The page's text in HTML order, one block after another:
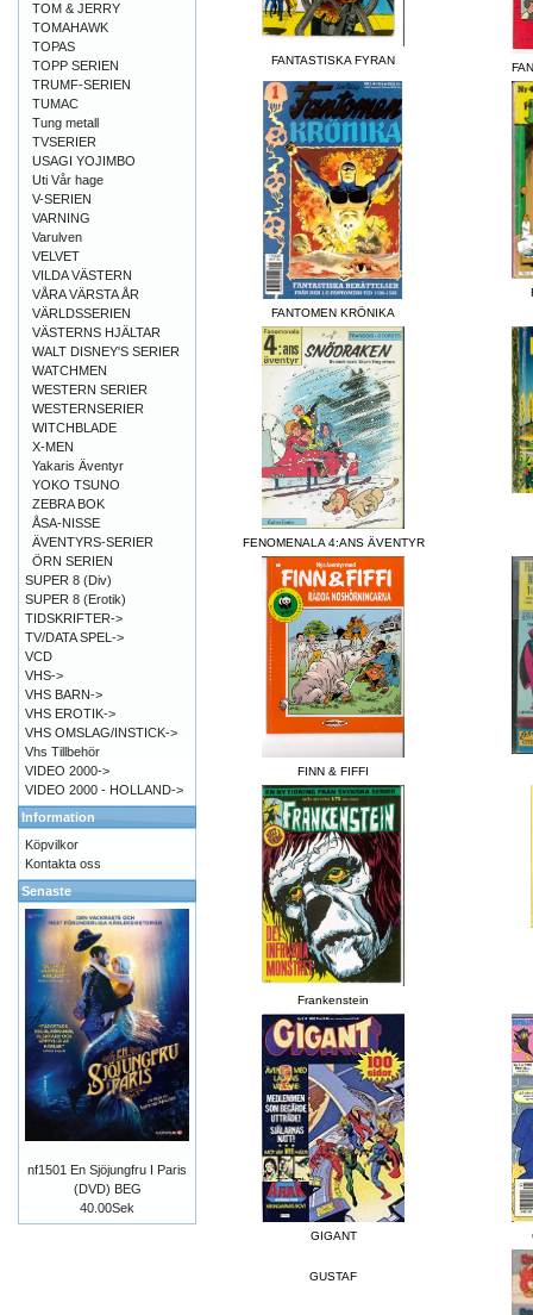
FANTASTISKA FYRAN
FANTOMEN KRÖNIKA
FENOMENALA 4:ANS ÄVENTYR
FINN & FIFFI
Frankenstein
GIGANT
GUSTAF
TOM & JERRY
TOMAHAWK
TOPAS
TOPP SERIEN
TRUMF-SERIEN
TUMAC
Tung metall
TVSERIER
USAGI YOJIMBO
Uti Vår hage
V-SERIEN
VARNING
Varulven
VELVET
VILDA VÄSTERN
VÅRA VÄRSTA ÅR
VÄRLDSSERIEN
VÄSTERNS HJÄLTAR
WALT DISNEY'S SERIER
WATCHMEN
WESTERN SERIER
WESTERNSERIER
WITCHBLADE
X-MEN
Yakaris Äventyr
YOKO TSUNO
ZEBRA BOK
ÅSA-NISSE
ÄVENTYRS-SERIER
ÖRN SERIEN
SUPER 8 (Div)
SUPER 8 (Erotik)
TIDSKRIFTER->
TV/DATA SPEL->
VCD
VHS->
VHS BARN->
VHS EROTIK->
VHS OMSLAG/INSTICK->
Vhs Tillbehör
VIDEO 2000->
VIDEO 2000 - HOLLAND->
Information
Köpvilkor
Kontakta oss
Senaste
nf1501 En Sjöjungfru I Paris
(DVD) BEG
40.00Sek